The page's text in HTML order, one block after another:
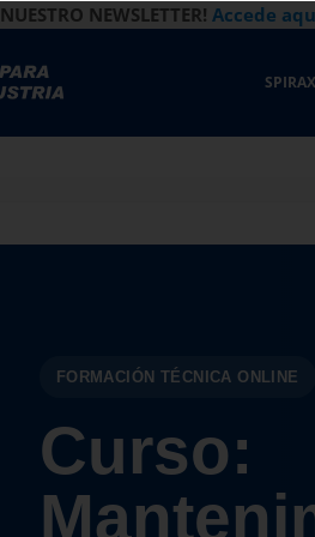
la derecha de la cabecera
sitio NEWSLETTER! Accede
la Industria
los Sistemas de Vapor
FORMACIÓN TÉCNICA ONLINE
Curso: